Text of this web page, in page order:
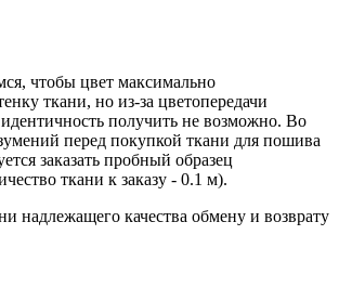
чтобы цвет максимально
ткани, но из-за цветопередачи
получить не возможно. Во
перед покупкой ткани для пошива
заказать пробный образец
ткани к заказу - 0.1 м).
надлежащего качества обмену и возврату